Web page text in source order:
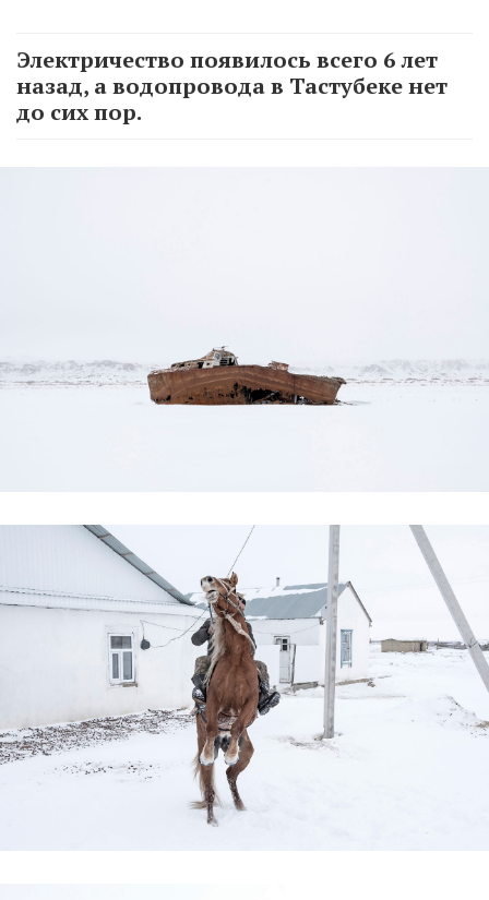
Электричество появилось всего 6 лет
назад, а водопровода в Тастубеке нет
до сих пор.